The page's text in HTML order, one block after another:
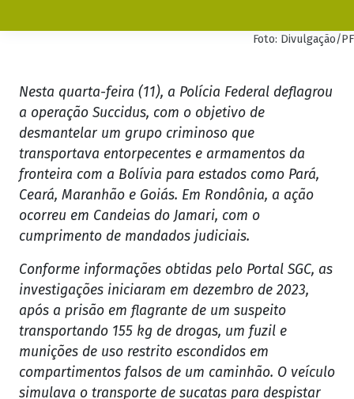
Foto: Divulgação/PF
Nesta quarta-feira (11), a Polícia Federal deflagrou
a operação Succidus, com o objetivo de
desmantelar um grupo criminoso que
transportava entorpecentes e armamentos da
fronteira com a Bolívia para estados como Pará,
Ceará, Maranhão e Goiás. Em Rondônia, a ação
ocorreu em Candeias do Jamari, com o
cumprimento de mandados judiciais.
Conforme informações obtidas pelo Portal SGC, as
investigações iniciaram em dezembro de 2023,
após a prisão em flagrante de um suspeito
transportando 155 kg de drogas, um fuzil e
munições de uso restrito escondidos em
compartimentos falsos de um caminhão. O veículo
simulava o transporte de sucatas para despistar